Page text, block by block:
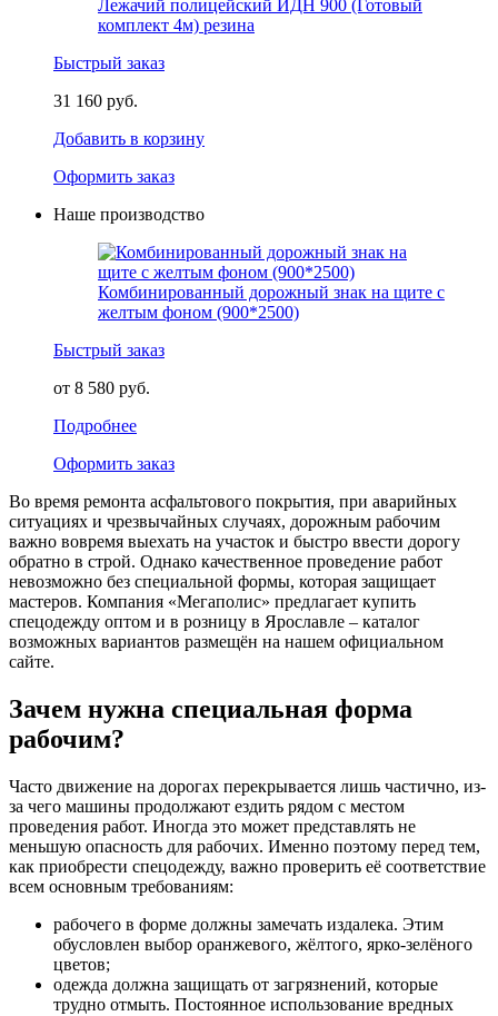
Лежачий полицейский ИДН 900 (Готовый
комплект 4м) резина
Быстрый заказ
31 160 руб.
Добавить в корзину
Оформить заказ
Наше производство
Комбинированный дорожный знак на щите с
желтым фоном (900*2500)
Быстрый заказ
от 8 580 руб.
Подробнее
Оформить заказ
Во время ремонта асфальтового покрытия, при аварийных
ситуациях и чрезвычайных случаях, дорожным рабочим
важно вовремя выехать на участок и быстро ввести дорогу
обратно в строй. Однако качественное проведение работ
невозможно без специальной формы, которая защищает
мастеров. Компания «Мегаполис» предлагает купить
спецодежду оптом и в розницу в Ярославле – каталог
возможных вариантов размещён на нашем официальном
сайте.
Зачем нужна специальная форма
рабочим?
Часто движение на дорогах перекрывается лишь частично, из-
за чего машины продолжают ездить рядом с местом
проведения работ. Иногда это может представлять не
меньшую опасность для рабочих. Именно поэтому перед тем,
как приобрести спецодежду, важно проверить её соответствие
всем основным требованиям:
рабочего в форме должны замечать издалека. Этим
обусловлен выбор оранжевого, жёлтого, ярко-зелёного
цветов;
одежда должна защищать от загрязнений, которые
трудно отмыть. Постоянное использование вредных